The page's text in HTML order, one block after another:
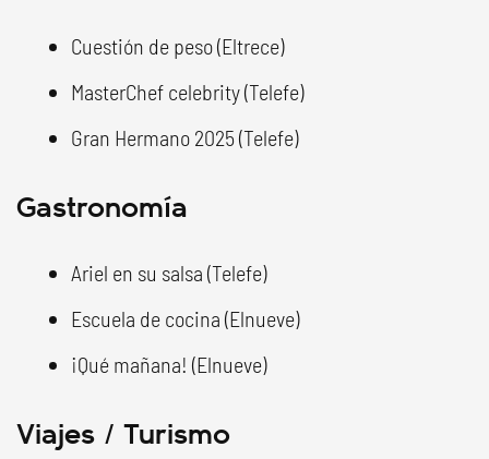
Cuestión de peso (Eltrece)
MasterChef celebrity (Telefe)
Gran Hermano 2025 (Telefe)
Gastronomía
Ariel en su salsa (Telefe)
Escuela de cocina (Elnueve)
¡Qué mañana! (Elnueve)
Viajes / Turismo